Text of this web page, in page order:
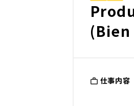
(Bien
仕事内容